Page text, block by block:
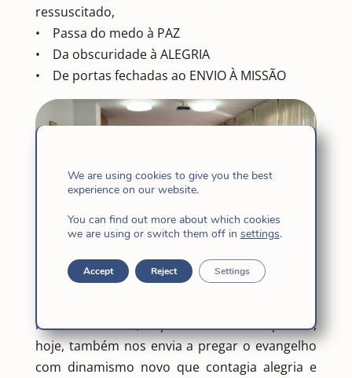
ressuscitado,
• Passa do medo à PAZ
• Da obscuridade à ALEGRIA
• De portas fechadas ao ENVIO À MISSÃO
no meio de nós, experimentaremos que Ele,
hoje, também nos envia a pregar o evangelho
com dinamismo novo que contagia alegria e
We are using cookies to give you the best
experience on our website.
You can find out more about which cookies
we are using or switch them off in settings.
Accept Reject Settings